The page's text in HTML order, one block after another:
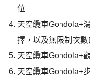
位
天空纜車Gondola+
擇，以及無限制次數
天空纜車Gondola+
天空纜車Gondola+